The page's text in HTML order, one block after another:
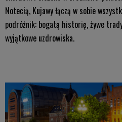
Notecią, Kujawy łączą w sobie
podróżnik: bogatą historię, żywe
wyjątkowe uzdrowiska.